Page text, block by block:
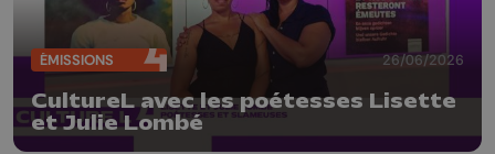
ÉMISSIONS 26/06/2026
CultureL avec les poétesses Lisette
et Julie Lombé